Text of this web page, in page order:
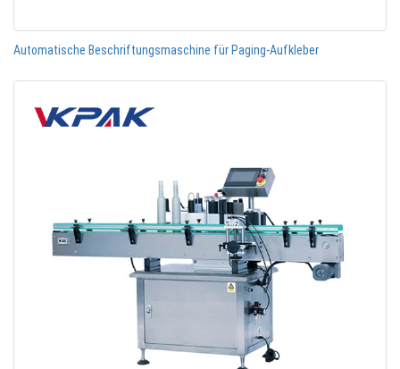
Automatische Beschriftungsmaschine für Paging-Aufkleber